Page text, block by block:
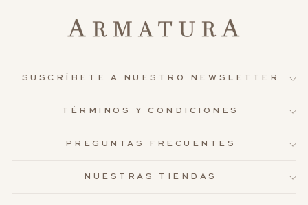
SUSCRÍBETE A NUESTRO NEWSLETTER
TÉRMINOS Y CONDICIONES
PREGUNTAS FRECUENTES
NUESTRAS TIENDAS